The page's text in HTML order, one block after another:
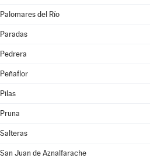
Palomares del Río
Paradas
Pedrera
Peñaflor
Pilas
Pruna
Salteras
San Juan de Aznalfarache